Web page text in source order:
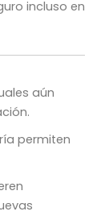
incluso en
aún
permiten